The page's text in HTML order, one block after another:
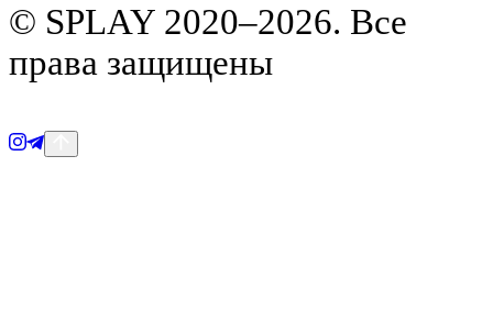
© SPLAY 2020–2026. Все
права защищены